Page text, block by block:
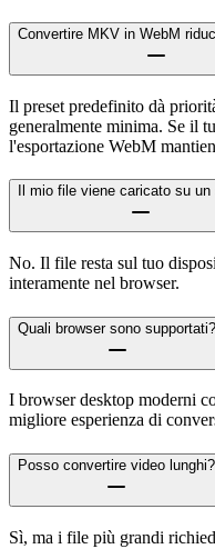
Convertire MKV in WebM
Il preset predefinito dà
generalmente minima. Se il
l'esportazione WebM
Il mio file viene caricato su
No. Il file resta sul tuo
interamente nel browser.
Quali browser sono supportati?
I browser desktop moderni
migliore esperienza di
Posso convertire video lunghi?
Sì, ma i file più grandi